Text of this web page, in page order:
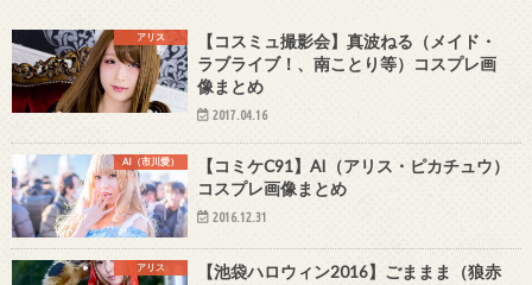
アリス
【コスミュ撮影会】真波ねる（メイド・
ラブライブ！、南ことり等）コスプレ画
像まとめ
2017.04.16
AI（市川愛）
【コミケC91】AI（アリス・ピカチュウ）
コスプレ画像まとめ
2016.12.31
アリス
【池袋ハロウィン2016】ごままま（狼赤